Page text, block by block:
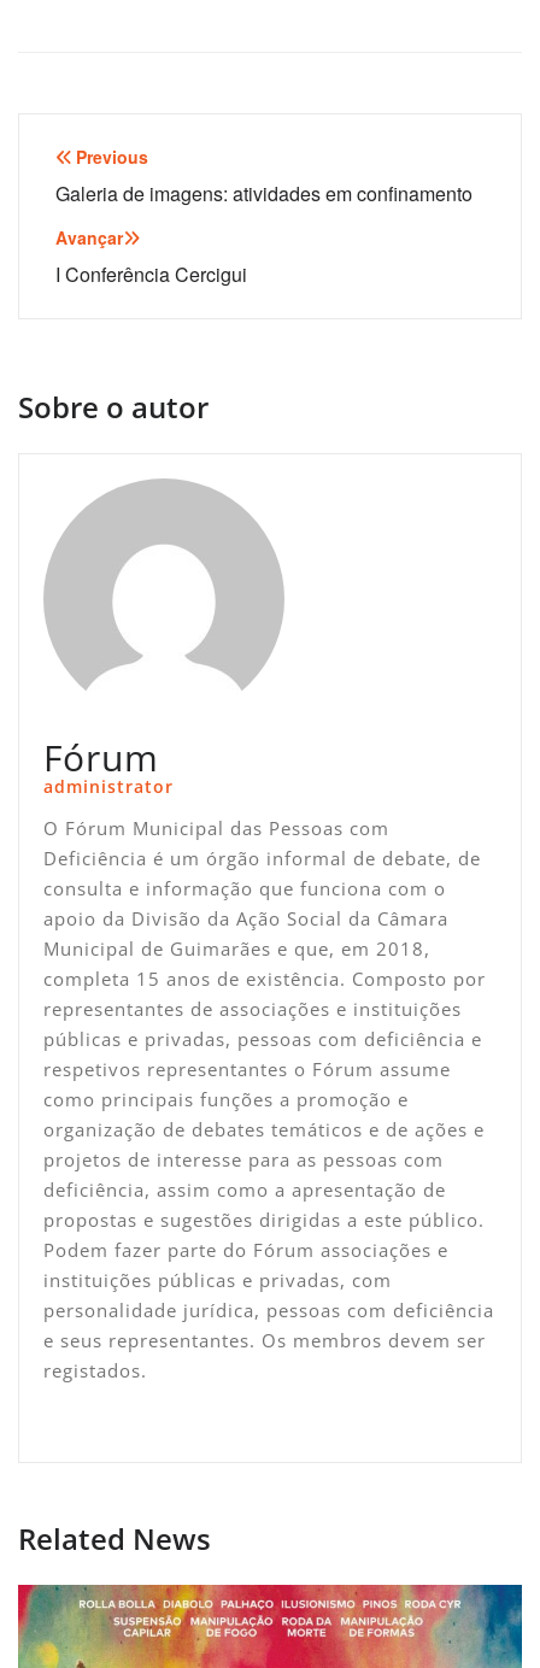
Navegação
de
artigos
Previous
Galeria de imagens: atividades em confinamento
Avançar
I Conferência Cercigui
Sobre o autor
Fórum
administrator
O Fórum Municipal das Pessoas com
Deficiência é um órgão informal de debate, de
consulta e informação que funciona com o
apoio da Divisão da Ação Social da Câmara
Municipal de Guimarães e que, em 2018,
completa 15 anos de existência. Composto por
representantes de associações e instituições
públicas e privadas, pessoas com deficiência e
respetivos representantes o Fórum assume
como principais funções a promoção e
organização de debates temáticos e de ações e
projetos de interesse para as pessoas com
deficiência, assim como a apresentação de
propostas e sugestões dirigidas a este público.
Podem fazer parte do Fórum associações e
instituições públicas e privadas, com
personalidade jurídica, pessoas com deficiência
e seus representantes. Os membros devem ser
registados.
Related News